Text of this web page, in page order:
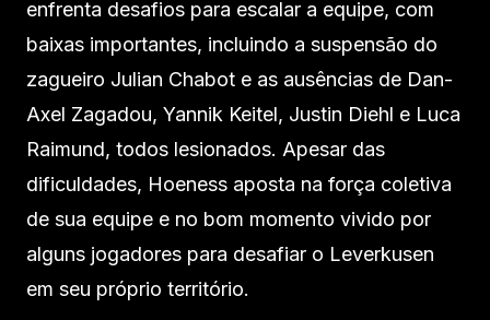
enfrenta desafios para escalar a equipe, com
baixas importantes, incluindo a suspensão do
zagueiro Julian Chabot e as ausências de Dan-
Axel Zagadou, Yannik Keitel, Justin Diehl e Luca
Raimund, todos lesionados. Apesar das
dificuldades, Hoeness aposta na força coletiva
de sua equipe e no bom momento vivido por
alguns jogadores para desafiar o Leverkusen
em seu próprio território.